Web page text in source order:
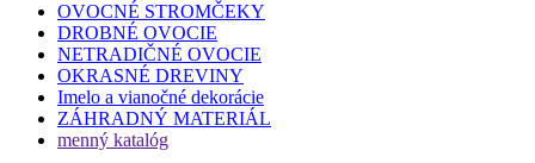
OVOCNÉ STROMČEKY
DROBNÉ OVOCIE
NETRADIČNÉ OVOCIE
OKRASNÉ DREVINY
Imelo a vianočné dekorácie
ZÁHRADNÝ MATERIÁL
menný katalóg